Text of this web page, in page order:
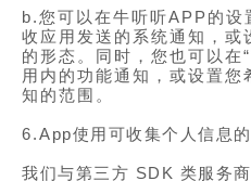
b.您可以在牛听听APP的设
收应用发送的系统通知，或
的形态。同时，您也可以在
用内的功能通知，或设置您
知的范围。
6.App使用可收集个人信息
我们与第三方 SDK 类服务